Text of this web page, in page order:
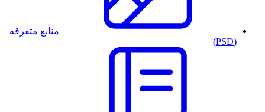
منابع متفرقه
(PSD)